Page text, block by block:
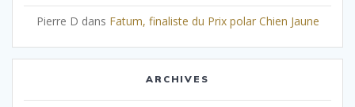
Pierre D dans Fatum, finaliste du Prix polar Chien Jaune
ARCHIVES